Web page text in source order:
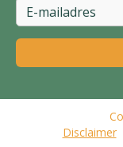
Disclaimer